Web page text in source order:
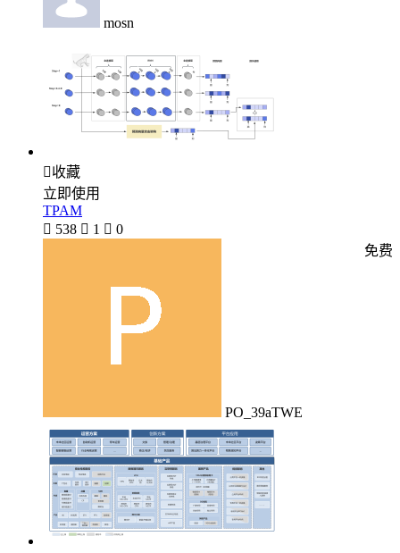
mosn
收藏
立即使用
TPAM
 538  1  0
PO_39aTWE
免费